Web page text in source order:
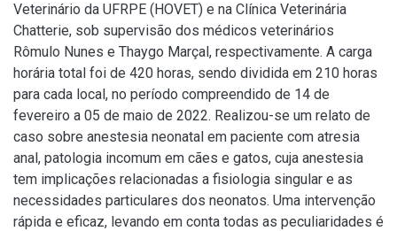
Veterinário da UFRPE (HOVET) e na Clínica Veterinária
Chatterie, sob supervisão dos médicos veterinários
Rômulo Nunes e Thaygo Marçal, respectivamente. A carga
horária total foi de 420 horas, sendo dividida em 210 horas
para cada local, no período compreendido de 14 de
fevereiro a 05 de maio de 2022. Realizou-se um relato de
caso sobre anestesia neonatal em paciente com atresia
anal, patologia incomum em cães e gatos, cuja anestesia
tem implicações relacionadas a fisiologia singular e as
necessidades particulares dos neonatos. Uma intervenção
rápida e eficaz, levando em conta todas as peculiaridades é